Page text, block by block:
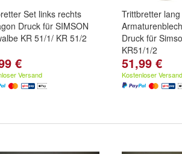
Set links rechts
Druck für SIMSON
KR 51/1/ KR 51/2
€
Versand
Trittbretter lang
Druck für
KR51/1/2
51,99 €
Kostenloser Versand